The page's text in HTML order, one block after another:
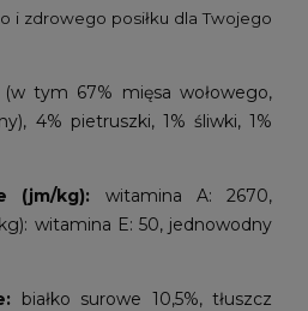
i zdrowego posiłku dla Twojego
(w tym 67% mięsa wołowego,
4% pietruszki, 1% śliwki, 1%
(jm/kg): witamina A: 2670,
witamina E: 50, jednowodny
białko surowe 10,5%, tłuszcz